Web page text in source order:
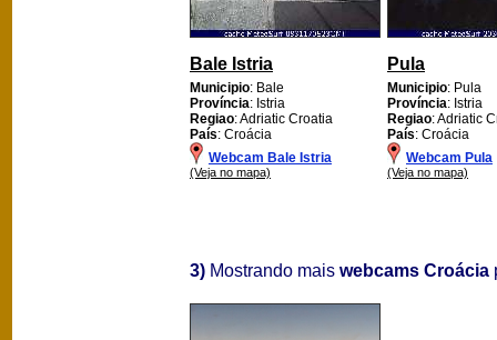
Bale Istria
Municipio: Bale
Província: Istria
Regiao: Adriatic Croatia
País: Croácia
Webcam Bale Istria
(Veja no mapa)
Pula
Municipio: Pula
Província: Istria
Regiao: Adriatic
País: Croácia
Webcam Pula
(Veja no mapa)
3) Mostrando mais webcams Croácia